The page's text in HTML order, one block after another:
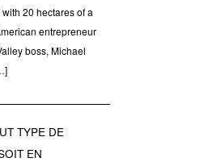
20 hectares of a
entrepreneur
boss, Michael
TYPE DE
EN